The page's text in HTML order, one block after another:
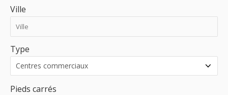
Ville
Type
Pieds carrés